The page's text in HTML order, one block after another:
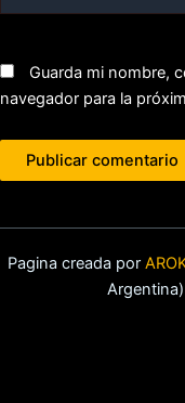
Guarda mi nombre,
navegador para la
Pagina creada por